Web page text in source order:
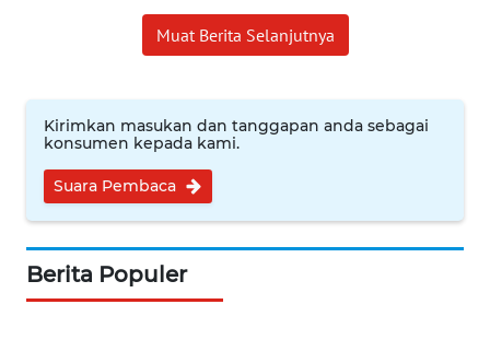
Muat Berita Selanjutnya
Kirimkan masukan dan tanggapan anda sebagai
konsumen kepada kami.
Suara Pembaca
Berita Populer
WN
SULSEL
WN